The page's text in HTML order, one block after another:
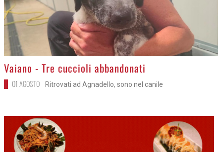
>
Vaiano - Tre cuccioli abbandonati
01 AGOSTO Ritrovati ad Agnadello, sono nel canile